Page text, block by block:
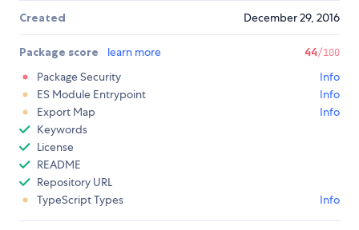
Created December 29, 2016
Package score learn more 44/100
Package Security
Info
ES Module Entrypoint
Info
Export Map
Info
Keywords
License
README
Repository URL
TypeScript Types
Info